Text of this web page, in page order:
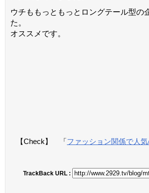
ウチももっともっとロングテール型の
た。
オススメです。
【Check】 「ファッション関係で人
TrackBack URL :